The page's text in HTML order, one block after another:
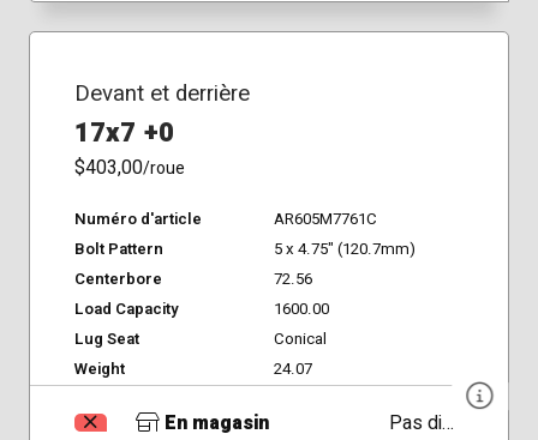
Devant et derrière
17x7 +0
$403,00/roue
Numéro d'article
AR605M7761C
Bolt Pattern
5 x 4.75" (120.7mm)
Centerbore
72.56
Load Capacity
1600.00
Lug Seat
Conical
Weight
24.07
En magasin
Pas disponible